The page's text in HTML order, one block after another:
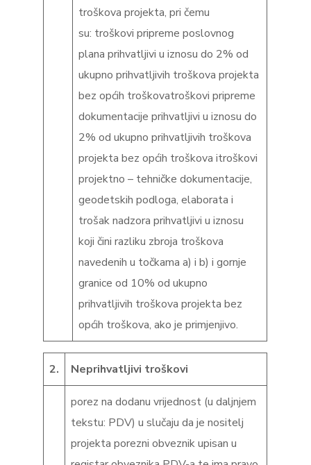
troškova projekta, pri čemu
su: troškovi pripreme poslovnog
plana prihvatljivi u iznosu do 2% od
ukupno prihvatljivih troškova projekta
bez općih troškovatroškovi pripreme
dokumentacije prihvatljivi u iznosu do
2% od ukupno prihvatljivih troškova
projekta bez općih troškova itroškovi
projektno – tehničke dokumentacije,
geodetskih podloga, elaborata i
trošak nadzora prihvatljivi u iznosu
koji čini razliku zbroja troškova
navedenih u točkama a) i b) i gornje
granice od 10% od ukupno
prihvatljivih troškova projekta bez
općih troškova, ako je primjenjivo.
2. Neprihvatljivi troškovi
porez na dodanu vrijednost (u daljnjem
tekstu: PDV) u slučaju da je nositelj
projekta porezni obveznik upisan u